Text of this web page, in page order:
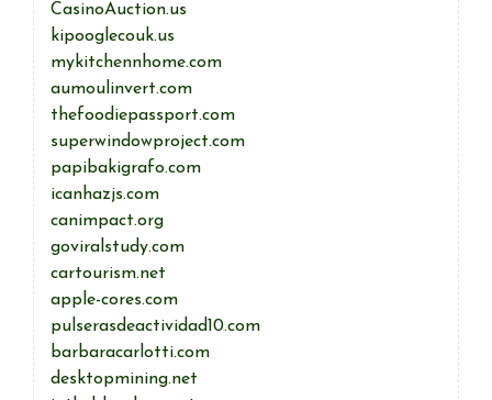
CasinoAuction.us
kipooglecouk.us
mykitchennhome.com
aumoulinvert.com
thefoodiepassport.com
superwindowproject.com
papibakigrafo.com
icanhazjs.com
canimpact.org
goviralstudy.com
cartourism.net
apple-cores.com
pulserasdeactividad10.com
barbaracarlotti.com
desktopmining.net